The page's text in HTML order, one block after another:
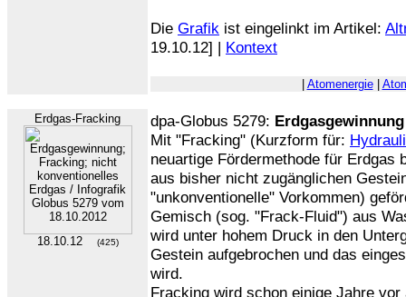
Die Grafik ist eingelinkt im Artikel:
19.10.12] | Kontext
Atomenergie|
Erdgas-Fracking
18.10.12 (425)
dpa-Globus 5279:
Mit "Fracking" (Kurzform für:
neuartige Fördermethode für Erdgas
aus bisher nicht zugänglichen
"unkonventionelle" Vorkommen)
Gemisch (sog. "Frack-Fluid") aus
wird unter hohem Druck in den
Gestein aufgebrochen und das
wird.
Fracking wird schon einige Jahre